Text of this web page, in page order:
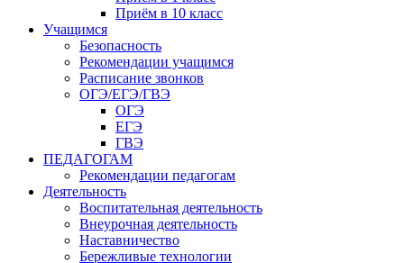
Приём в 10 класс
Учащимся
Безопасность
Рекомендации учащимся
Расписание звонков
ОГЭ/ЕГЭ/ГВЭ
ОГЭ
ЕГЭ
ГВЭ
ПЕДАГОГАМ
Рекомендации педагогам
Деятельность
Воспитательная деятельность
Внеурочная деятельность
Наставничество
Бережливые технологии